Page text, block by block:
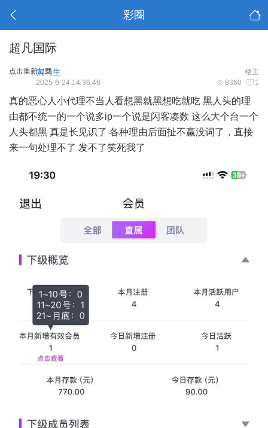
彩圈
超凡国际
点击重新加载 楼主
实习生
8360 1
2025-6-24 14:36:46
真的恶心人小代理不当人看想黑就黑想吃就吃 黑人头的理
由都不统一的一个说多ip一个说是闪客凑数 这么大个台一个
人头都黑 真是长见识了 各种理由后面扯不赢没词了，直接
来一句处理不了 发不了笑死我了